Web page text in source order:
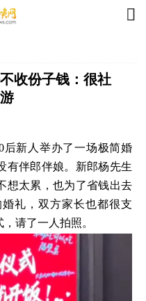

收份子钱：很社
后新人举办了一场极简婚
有伴郎伴娘。新郎杨先生
想太累，也为了省钱出去
礼，双方家长也都很支
请了一人拍照。